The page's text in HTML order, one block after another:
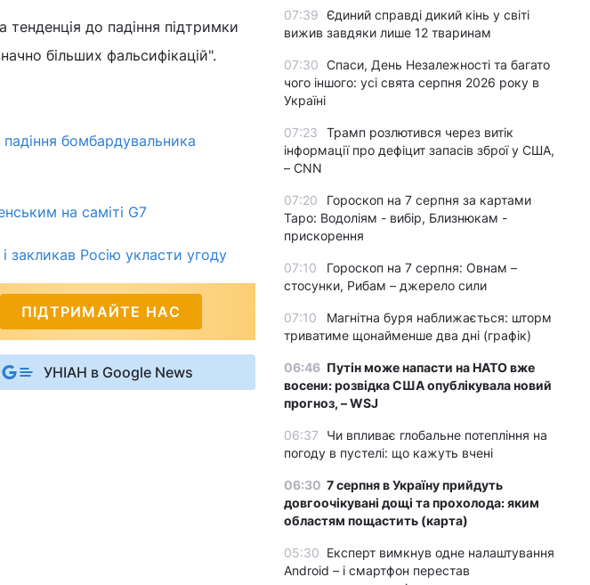
тенденція до падіння підтримки
більших фальсифікацій".
бомбардувальника
на саміті G7
закликав Росію укласти угоду
ПІДТРИМАЙТЕ НАС
УНІАН в Google News
07:39 Єдиний справді дикий кінь у світі
вижив завдяки лише 12 тваринам
07:30 Спаси, День Незалежності та багато
чого іншого: усі свята серпня 2026 року в
Україні
07:23
Трамп розлютився через витік
інформації про дефіцит запасів зброї у США,
– CNN
07:20
Гороскоп на 7 серпня за картами
Таро: Водоліям - вибір, Близнюкам -
прискорення
07:10
Гороскоп на 7 серпня: Овнам –
стосунки, Рибам – джерело сили
07:10
Магнітна буря наближається: шторм
триватиме щонайменше два дні (графік)
06:46 Путін може напасти на НАТО вже
восени: розвідка США опублікувала новий
прогноз, – WSJ
06:37
Чи впливає глобальне потепління на
погоду в пустелі: що кажуть вчені
06:30 7 серпня в Україну прийдуть
довгоочікувані дощі та прохолода: яким
областям пощастить (карта)
05:30 Експерт вимкнув одне налаштування
Android – і смартфон перестав